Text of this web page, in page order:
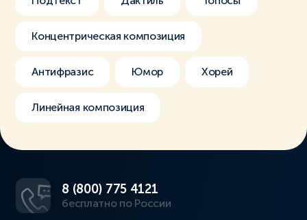
Концентрическая композиция
Антифразис Юмор Хорей
Линейная композиция
8 (800) 775 4121
бесплатно по России